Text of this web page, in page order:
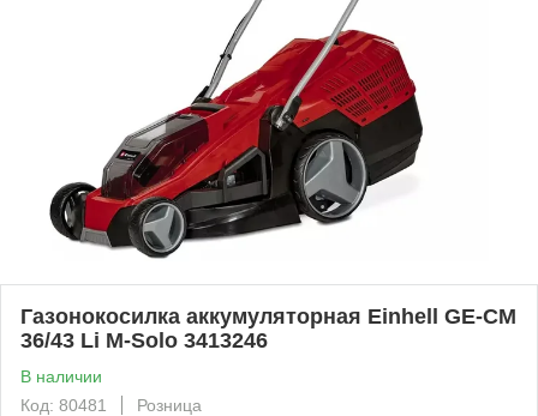
Газонокосилка аккумуляторная Einhell GE-CM
36/43 Li M-Solo 3413246
В наличии
Код: 80481
Розница